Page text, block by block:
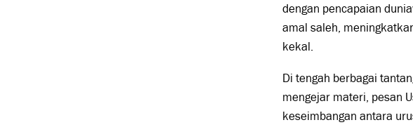
dengan pencapaian
amal saleh,
kekal.
Di tengah berbagai
mengejar materi, pesan
keseimbangan antara